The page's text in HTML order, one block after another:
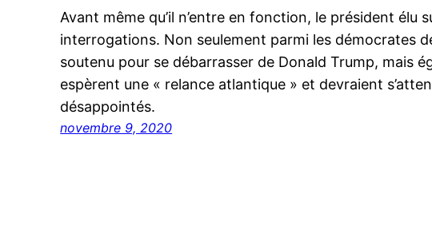
Avant même qu’il n’entre en fonction, le président élu
interrogations. Non seulement parmi les démocrates
soutenu pour se débarrasser de Donald Trump, mais
espèrent une « relance atlantique » et devraient
désappointés.
novembre 9, 2020